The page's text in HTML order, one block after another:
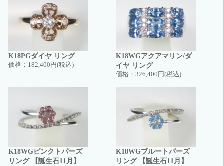
K18PGダイヤ リング
価格： 182,400円(税込)
K18WGアクアマリン/ダ
イヤ リング
価格： 326,400円(税込)
K18WGピンクトパーズ
リング 【誕生石11月】
K18WGブルートパーズ
リング 【誕生石11月】